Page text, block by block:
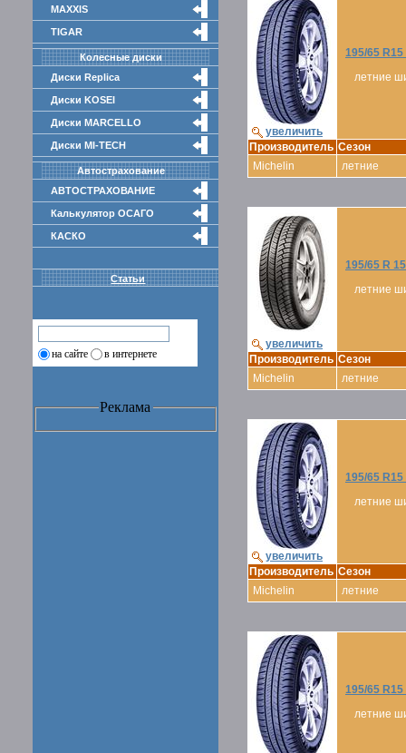
MAXXIS
TIGAR
Колесные диски
Диски Replica
Диски KOSEI
Диски MARCELLO
Диски MI-TECH
Автострахование
АВТОСТРАХОВАНИЕ
Калькулятор ОСАГО
КАСКО
Статьи
на сайте в интернете
Реклама
увеличить
195/65 R15
летние
Производитель Сезон
Michelin
летние
увеличить
195/65 R
летние
Производитель Сезон
Michelin
летние
увеличить
195/65 R15
летние
Производитель Сезон
Michelin
летние
195/65 R15
летние